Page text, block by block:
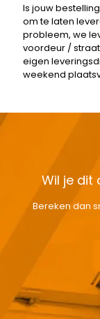
Is jouw
om te laten
probleem, we
voordeur /
eigen
weekend
Wil je dit
Bereken dan